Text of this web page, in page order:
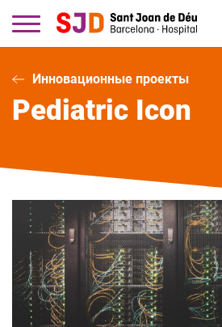
основному
Инновационные проекты
Pediatric Icon